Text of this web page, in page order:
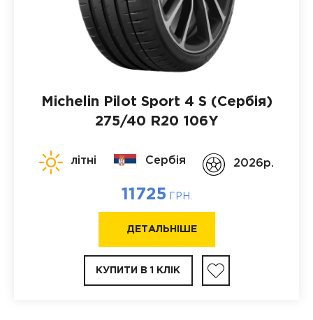
Michelin Pilot Sport 4 S (Сербія)
275/40 R20 106Y
літні Сербія 2026p.
11725 ГРН.
ДЕТАЛЬНІШЕ
КУПИТИ В 1 КЛІК